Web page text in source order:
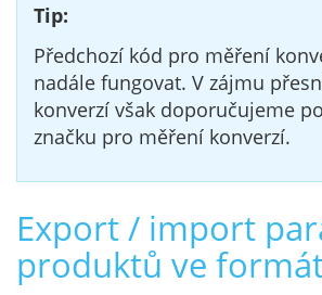
Tip:
Předchozí kód pro měření
nadále fungovat. V zájmu
konverzí však doporučujeme
značku pro měření konverzí.
Export / import
produktů ve